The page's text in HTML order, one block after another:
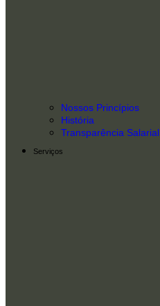
Nossos Princípios
História
Transparência Salarial
Serviços